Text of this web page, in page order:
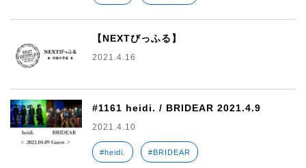
【NEXTびっふる】
2021.4.16
#1161 heidi. / BRIDEAR 2021.4.9
2021.4.10
#heidi. #BRIDEAR